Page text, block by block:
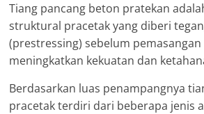
Tiang pancang beton pratekan
struktural pracetak yang diberi
(prestressing) sebelum
meningkatkan kekuatan dan
Berdasarkan luas penampangnya
pracetak terdiri dari beberapa jenis